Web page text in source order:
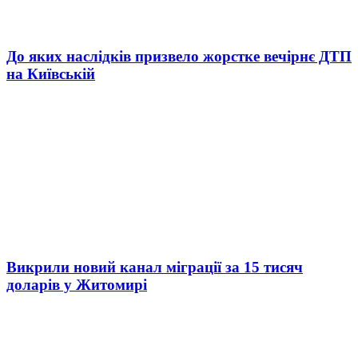
До яких наслідків призвело жорстке вечірнє ДТП
на Київській
Викрили новий канал міграції за 15 тисяч
доларів у Житомирі